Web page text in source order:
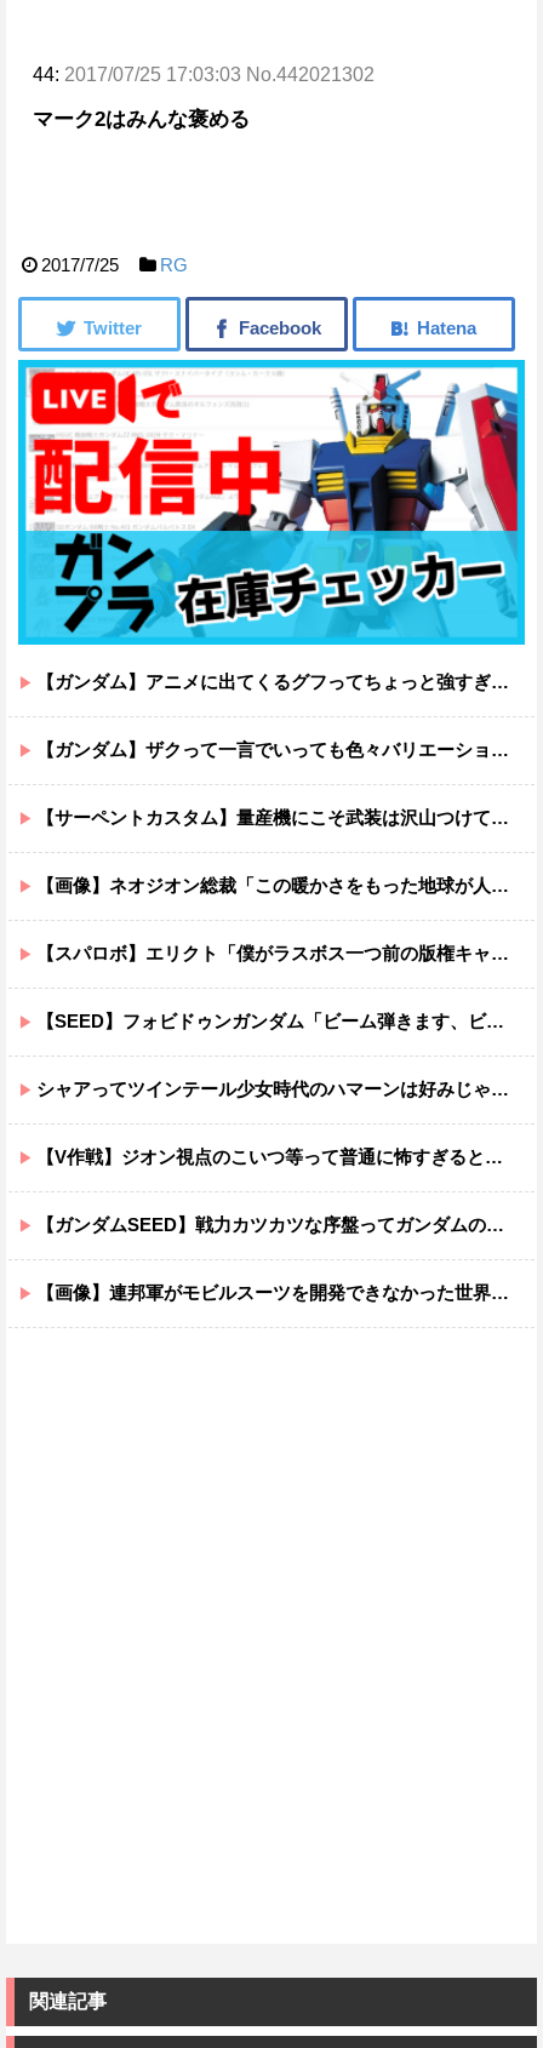
44: 2017/07/25 17:03:03 No.442021302
マーク2はみんな褒める
2017/7/25 RG
【ガンダム】アニメに出てくるグフってちょっと強すぎじゃない？
【ガンダム】ザクって一言でいっても色々バリエーションがあるよね
【サーペントカスタム】量産機にこそ武装は沢山つけてほしいよね
【画像】ネオジオン総裁「この暖かさをもった地球が人間さえ破壊するんだ（汗だく）」
【スパロボ】エリクト「僕がラスボス一つ前の版権キャラ最後の敵ってちょっと荷が重すぎない？」
【SEED】フォビドゥンガンダム「ビーム弾きます、ビーム曲げられます、空飛びます」←二世代目でこれ出来るのおかしいだろ
シャアってツインテール少女時代のハマーンは好みじゃなかったの？
【V作戦】ジオン視点のこいつ等って普通に怖すぎると思う…
【ガンダムSEED】戦力カツカツな序盤ってガンダムの中だと割と珍しい気がする
【画像】連邦軍がモビルスーツを開発できなかった世界線のガンダムｗｗｗｗｗｗｗ
関連記事